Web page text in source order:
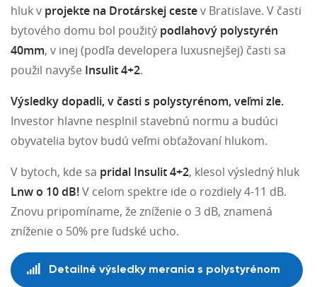
hluk v projekte na Drotárskej cestev Bratislave. V časti
bytového domu bol použitý podlahový polystyrén
40mm, v inej (podľa developera luxusnejšej) časti sa
použil navyše Insulit 4+2.
Výsledky dopadli, v časti s polystyrénom, veľmi zle.
Investor hlavne nesplnil stavebnú normu a budúci
obyvatelia bytov budú veľmi obťažovaní hlukom.
V bytoch, kde sa pridal Insulit 4+2, klesol výsledný hluk
Lnw o 10 dB!V celom spektre ide o rozdiely 4-11 dB.
Znovu pripomíname, že zníženie o 3 dB, znamená
zníženie o 50% pre ľudské ucho.
Detailné výsledky merania s polystyrénom